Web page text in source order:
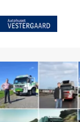
Volvo Lastbiler
Renault Trucks